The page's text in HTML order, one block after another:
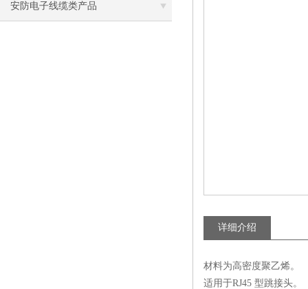
安防电子线缆类产品
详细介绍
材料为高密度聚乙烯。
适用于RJ45 型跳接头。